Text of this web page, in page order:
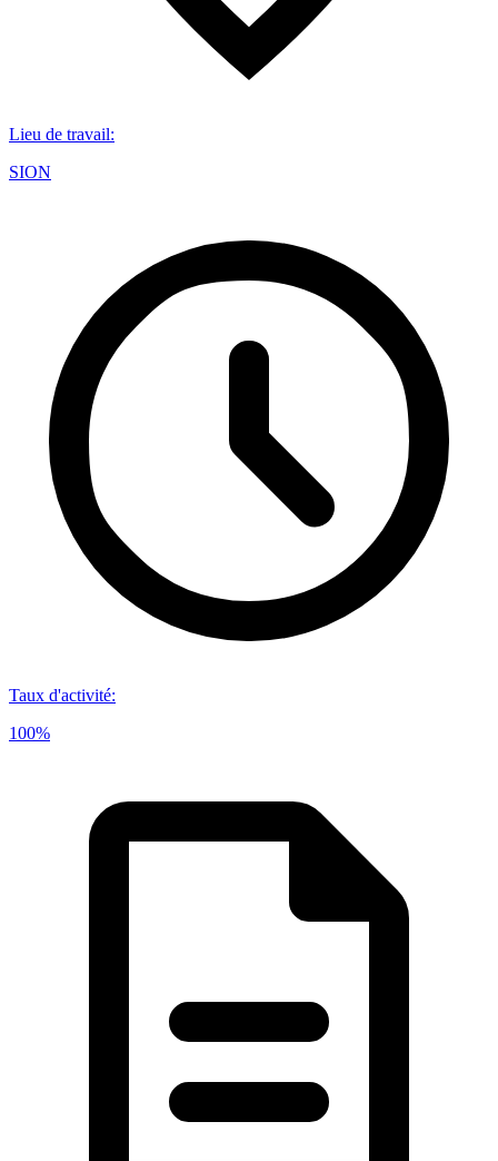
Lieu de travail:
SION
Taux d'activité:
100%